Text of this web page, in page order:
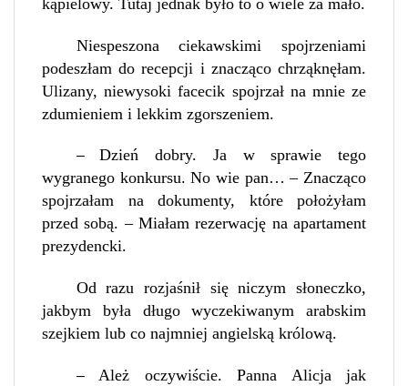
Niespeszona ciekawskimi spojrzeniami
podeszłam do recepcji i znacząco chrząknęłam.
Ulizany, niewysoki facecik spojrzał na mnie ze
zdumieniem i lekkim zgorszeniem.
–Dzień dobry. Ja w sprawie tego
wygranego konkursu. No wie pan… – Znacząco
spojrzałam na dokumenty, które położyłam
przed sobą. – Miałam rezerwację na apartament
prezydencki.
Od razu rozjaśnił się niczym słoneczko,
jakbym była długo wyczekiwanym arabskim
szejkiem lub co najmniej angielską królową.
– Ależ oczywiście. Panna Alicja jak